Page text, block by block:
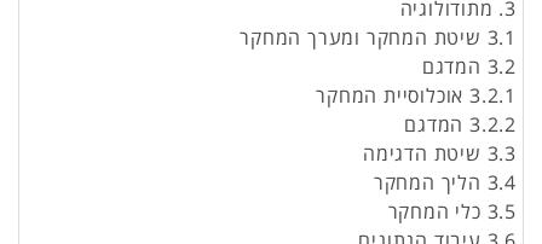
3. מתודולוגיה
3.1 שיטת המחקר ומערך המחקר
3.2 המדגם
3.2.1 אוכלוסיית המחקר
3.2.2 המדגם
3.3 שיטת הדגימה
3.4 הליך המחקר
3.5 כלי המחקר